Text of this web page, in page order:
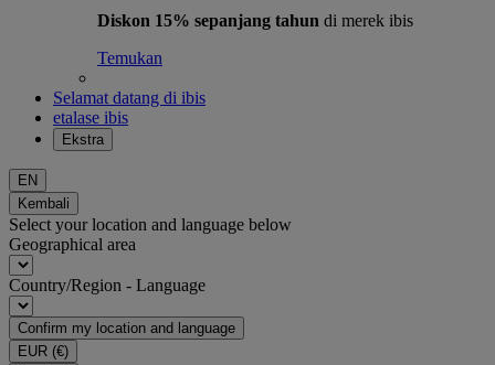
Diskon 15% sepanjang tahun di merek ibis
Temukan
Selamat datang di ibis
etalase ibis
Ekstra
EN
Kembali
Select your location and language below
Geographical area
Country/Region - Language
Confirm my location and language
EUR (€)